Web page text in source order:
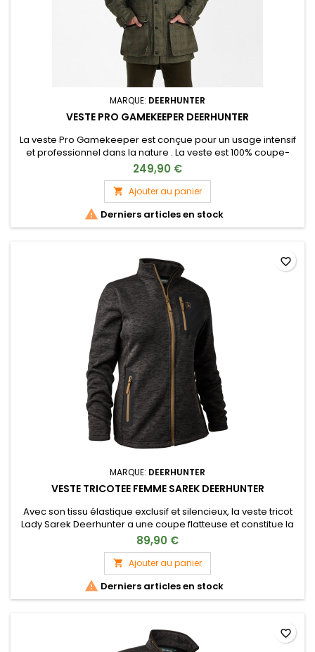
MARQUE: DEERHUNTER
VESTE PRO GAMEKEEPER DEERHUNTER
La veste Pro Gamekeeper est conçue pour un usage intensif
et professionnel dans la nature . La veste est 100% coupe-
vent, imperméable et respirante et offre une performance
Deer-Tex® Performance Shell accompagnée d'une garantie
de cinq ans. La veste contient de nombreuses poches et
détails utiles.
249,90 €
 Ajouter au panier
 Derniers articles en stock
MARQUE: DEERHUNTER
VESTE TRICOTEE FEMME SAREK DEERHUNTER
Avec son tissu élastique exclusif et silencieux, la veste tricot
Lady Sarek Deerhunter a une coupe flatteuse et constitue la
couche intermédiaire parfaite pour vivre pleinement la
chasse, en vous déplaçant librement et silencieusement,
dans un confort suprême. Un ajout polyvalent à votre garde-
robe d’extérieur, portez-la avec une couche extérieure par...
89,90 €
 Ajouter au panier
 Derniers articles en stock
favorite_border
favorite_border